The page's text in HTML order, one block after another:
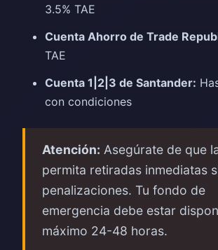
3.5% TAE
Cuenta Ahorro de Trade
TAE
Cuenta 1|2|3 de Santander:
con condiciones
Atención: Asegúrate de que
permita retiradas inmediatas
penalizaciones. Tu fondo de
emergencia debe estar
máximo 24-48 horas.